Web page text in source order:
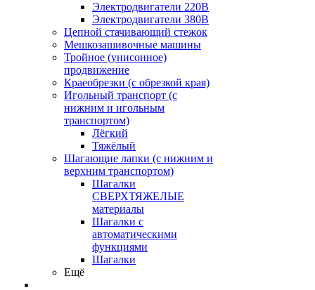
Электродвигатели 220В
Электродвигатели 380В
Цепной стачивающий стежок
Мешкозашивочные машины
Тройное (унисонное)
продвижение
Краеобрезки (с обрезкой края)
Игольный транспорт (с
нижним и игольным
транспортом)
Лёгкий
Тяжёлый
Шагающие лапки (с нижним и
верхним транспортом)
Шагалки
СВЕРХТЯЖЕЛЫЕ
материалы
Шагалки с
автоматическими
функциями
Шагалки
Ещё